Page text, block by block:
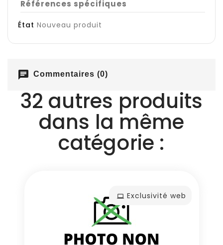
Références spécifiques
État Nouveau produit
chat Commentaires (0)
32 autres produits
dans la même
catégorie :
Exclusivité web